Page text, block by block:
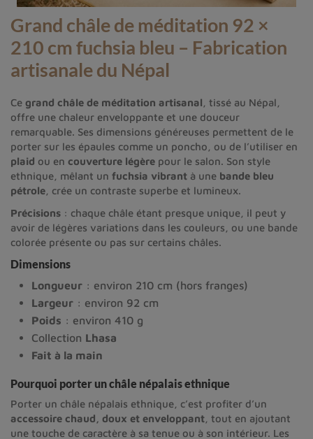
Grand châle de méditation 92 ×
210 cm fuchsia bleu – Fabrication
artisanale du Népal
Ce grand châle de méditation artisanal , tissé au Népal,
offre une chaleur enveloppante et une douceur
remarquable. Ses dimensions généreuses permettent de le
porter sur les épaules comme un poncho, ou de l’utiliser en
plaid ou en couverture légère pour le salon. Son style
ethnique, mêlant un fuchsia vibrant à une bande bleu
pétrole , crée un contraste superbe et lumineux.
Précisions : chaque châle étant presque unique, il peut y
avoir de légères variations dans les couleurs, ou une bande
colorée présente ou pas sur certains châles.
Dimensions
Longueur : environ 210 cm (hors franges)
Largeur : environ 92 cm
Poids : environ 410 g
Collection Lhasa
Fait à la main
Pourquoi porter un châle népalais ethnique
Porter un châle népalais ethnique, c’est profiter d’un
accessoire chaud, doux et enveloppant , tout en ajoutant
une touche de caractère à sa tenue ou à son intérieur. Les